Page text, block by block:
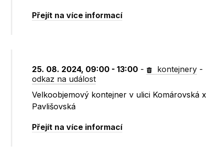
Přejít na více informací
25. 08. 2024, 09:00 - 13:00 - kontejnery -
odkaz na událost
Velkoobjemový kontejner v ulici Komárovská x
Pavlišovská
Přejít na více informací